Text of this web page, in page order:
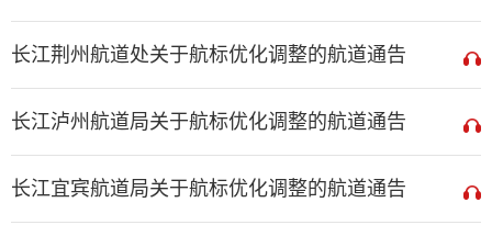
长江荆州航道处关于航标优化调整的航道通告
长江泸州航道局关于航标优化调整的航道通告
长江宜宾航道局关于航标优化调整的航道通告